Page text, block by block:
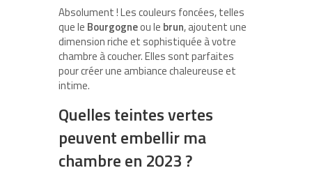
Absolument ! Les couleurs foncées, telles
que le Bourgogneou le brun, ajoutent une
dimension riche et sophistiquée à votre
chambre à coucher. Elles sont parfaites
pour créer une ambiance chaleureuse et
intime.
Quelles teintes vertes
peuvent embellir ma
chambre en 2023 ?